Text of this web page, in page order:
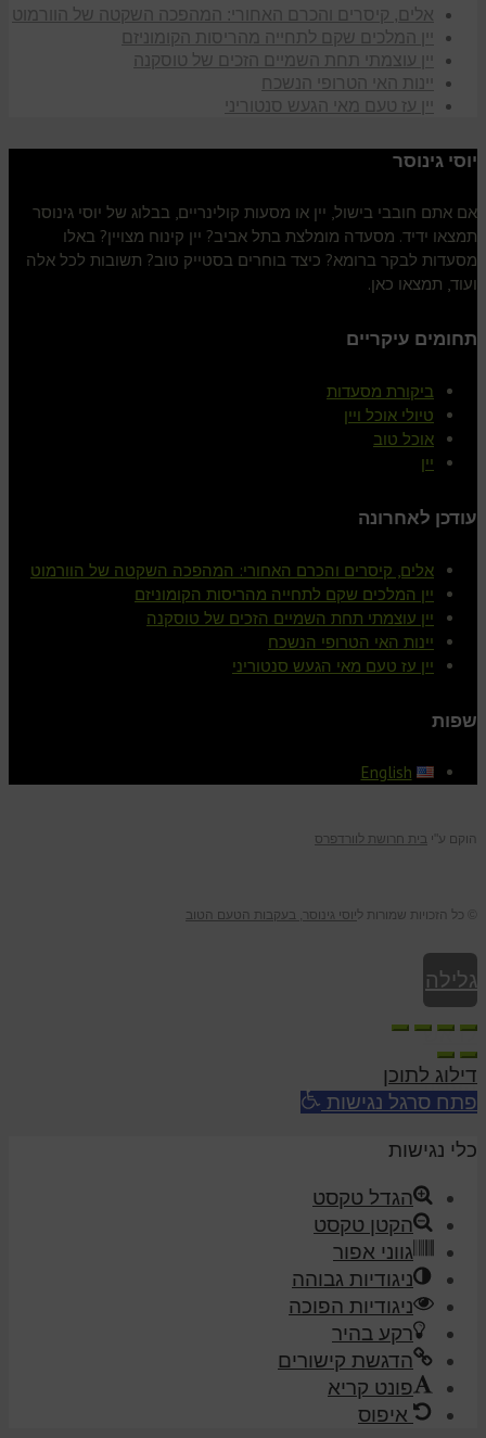
אלים, קיסרים והכרם האחורי: המהפכה השקטה של הוורמוט
יין המלכים שקם לתחייה מהריסות הקומוניזם
יין עוצמתי תחת השמיים הזכים של טוסקנה
יינות האי הטרופי הנשכח
יין עז טעם מאי הגעש סנטוריני
יוסי גינוסר
אם אתם חובבי בישול, יין או מסעות קולינריים, בבלוג של יוסי גינוסר
תמצאו ידיד. מסעדה מומלצת בתל אביב? יין קינוח מצויין? באלו
מסעדות לבקר ברומא? כיצד בוחרים בסטייק טוב? תשובות לכל אלה
ועוד, תמצאו כאן.
תחומים עיקריים
ביקורת מסעדות
טיולי אוכל ויין
אוכל טוב
יין
עודכן לאחרונה
אלים, קיסרים והכרם האחורי: המהפכה השקטה של הוורמוט
יין המלכים שקם לתחייה מהריסות הקומוניזם
יין עוצמתי תחת השמיים הזכים של טוסקנה
יינות האי הטרופי הנשכח
יין עז טעם מאי הגעש סנטוריני
שפות
English
הוקם ע"י בית חרושת לוורדפרס
© כל הזכויות שמורות ליוסי גינוסר, בעקבות הטעם הטוב
גלילה
לראש
העמוד
דילוג לתוכן
פתח סרגל נגישות
כלי נגישות
הגדל טקסט
הקטן טקסט
גווני אפור
ניגודיות גבוהה
ניגודיות הפוכה
רקע בהיר
הדגשת קישורים
פונט קריא
איפוס